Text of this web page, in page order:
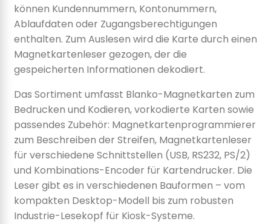
können Kundennummern, Kontonummern,
Ablaufdaten oder Zugangsberechtigungen
enthalten. Zum Auslesen wird die Karte durch einen
Magnetkartenleser gezogen, der die
gespeicherten Informationen dekodiert.
Das Sortiment umfasst Blanko-Magnetkarten zum
Bedrucken und Kodieren, vorkodierte Karten sowie
passendes Zubehör: Magnetkartenprogrammierer
zum Beschreiben der Streifen, Magnetkartenleser
für verschiedene Schnittstellen (USB, RS232, PS/2)
und Kombinations-Encoder für Kartendrucker. Die
Leser gibt es in verschiedenen Bauformen – vom
kompakten Desktop-Modell bis zum robusten
Industrie-Lesekopf für Kiosk-Systeme.